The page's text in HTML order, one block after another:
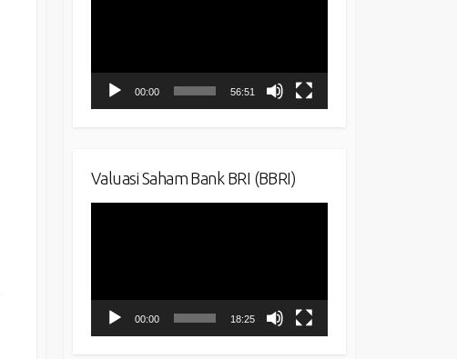
00:00 56:51
Valuasi Saham Bank BRI (BBRI)
00:00 18:25